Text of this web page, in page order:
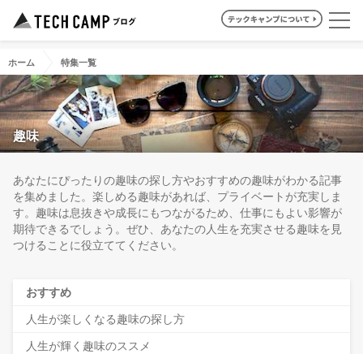
ホーム 特集一覧
趣味
あなたにぴったりの趣味の探し方やおすすめの趣味がわかる記事
を集めました。楽しめる趣味があれば、プライベートが充実しま
す。趣味は息抜きや成長にもつながるため、仕事にもよい影響が
期待できるでしょう。ぜひ、あなたの人生を充実させる趣味を見
つけることに役立ててください。
おすすめ
人生が楽しくなる趣味の探し方
人生が輝く趣味のススメ